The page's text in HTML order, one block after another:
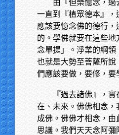
由『但樂憶念，過
一直到『植眾德本』，
應該要憶念佛的德行
的。學佛就要在這些
念單提」。淨業的綱領
也就是大勢至菩薩所
們應該要做，要修，要
『過去諸佛』，
在、未來。佛佛相念
成佛。佛佛才相念，
思議。我們天天念阿彌